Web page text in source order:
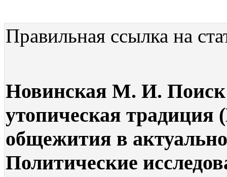
Правильная ссылка на
Новинская М. И. Поиск
утопическая традиция
общежития в
Политические